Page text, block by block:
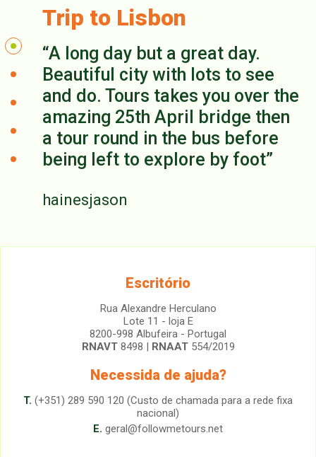
Trip to Lisbon
A long day but a great day.
Beautiful city with lots to see
and do. Tours takes you over the
amazing 25th April bridge then
a tour round in the bus before
being left to explore by foot
hainesjason
Escritório
Rua Alexandre Herculano
Lote 11 - loja E
8200-998 Albufeira - Portugal
RNAVT8498 | RNAAT554/2019
Necessida de ajuda?
T. (+351) 289 590 120 (Custo de chamada para a rede fixa
nacional)
E. geral@followmetours.net